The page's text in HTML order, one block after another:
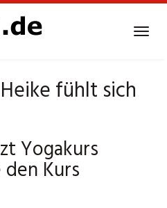
fühlt sich
Yogakurs
Kurs